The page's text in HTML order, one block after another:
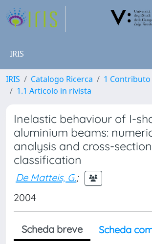
IRIS
IRIS Catalogo Ricerca
1 Contributo
1.1 Articolo in rivista
Inelastic behaviour of I-
aluminium beams:
analysis and cross-
classification
De Matteis, G.;
2004
Scheda breve
Scheda